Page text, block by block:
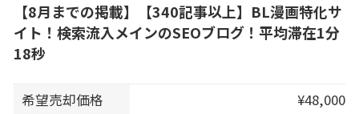
【8月までの掲載】【340記事以上】BL漫画特化サ
イト！検索流入メインのSEOブログ！平均滞在1分
18秒
希望売却価格
¥48,000